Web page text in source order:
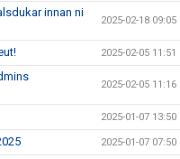
innan ni
2025-02-18 09:05
2025-02-05 11:51
2025-02-05 11:16
2025-01-07 13:50
2025-01-07 07:50